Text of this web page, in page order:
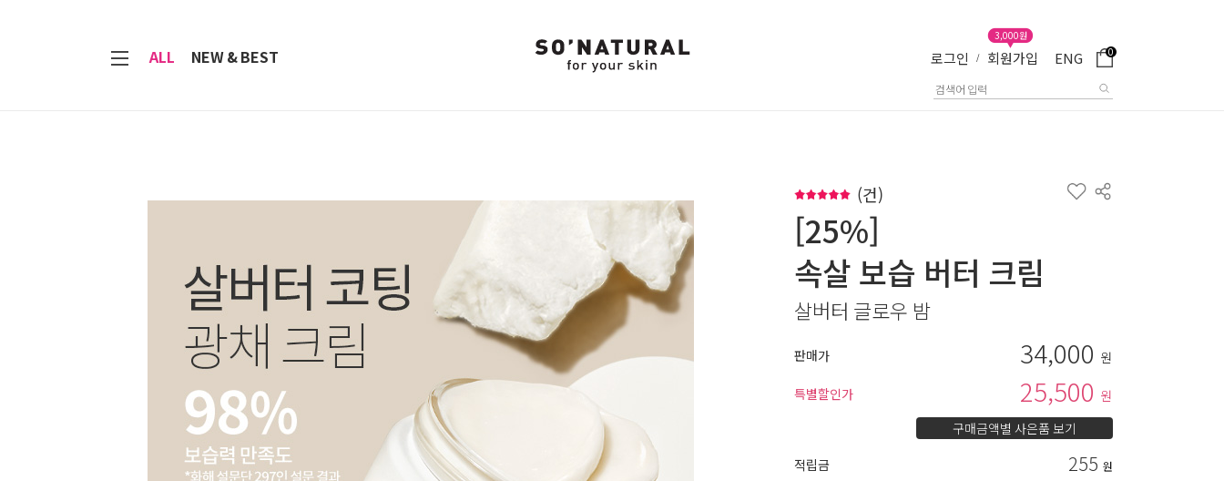
ALL NEW & BEST 로그인 / 회원가입
3,000원
ENG 0
(건)
[25%]
속살 보습 버터 크림
살버터 글로우 밤
판매가 34,000 원
특별할인가
25,500 원
구매금액별 사은품 보기
적립금
255 원